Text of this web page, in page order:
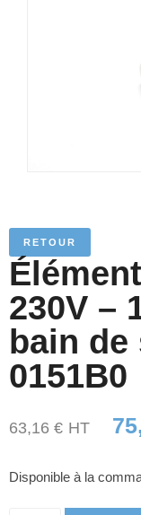
RETOUR
230V –
bain de
0151B0
63,16 € HT
Disponible à la